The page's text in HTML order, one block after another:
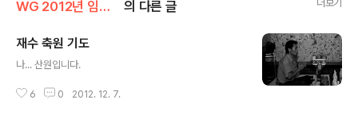
WG 2012년 임진년 기록 의 다른 글 더보기
재수 축원 기도
나... 산원입니다.
6 0 2012. 12. 7.